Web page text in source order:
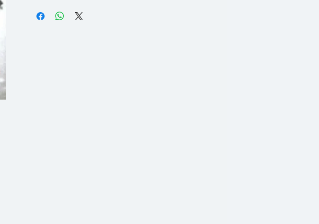
walking stories เรื่องพื้นๆ เล่มแรกเป็นผลงาน